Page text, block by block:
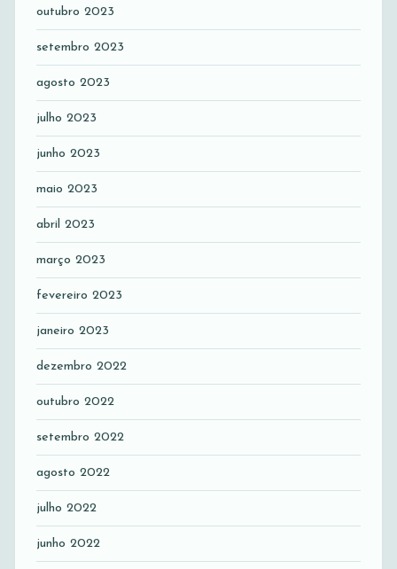
outubro 2023
setembro 2023
agosto 2023
julho 2023
junho 2023
maio 2023
abril 2023
março 2023
fevereiro 2023
janeiro 2023
dezembro 2022
outubro 2022
setembro 2022
agosto 2022
julho 2022
junho 2022